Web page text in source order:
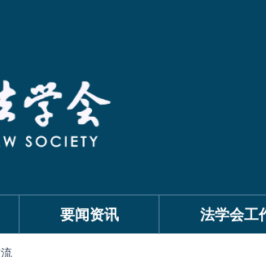
要闻资讯 法学会工